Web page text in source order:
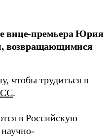
вице-премьера Юрия
возвращающимися
чтобы трудиться в
.
в Российскую